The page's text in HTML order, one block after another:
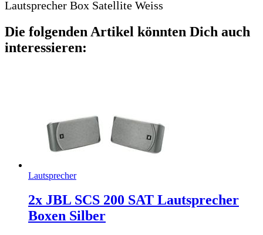
Lautsprecher Box Satellite Weiss
Die folgenden Artikel könnten Dich auch
interessieren:
Lautsprecher
2x JBL SCS 200 SAT Lautsprecher
Boxen Silber